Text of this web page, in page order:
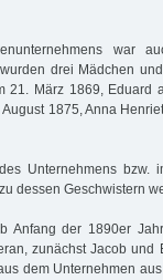
war
drei Mädchen
21. März 1869, Eduard
1875, Anna
Unternehmens bzw.
dessen Geschwistern
Anfang der 1890er
zunächst Jacob und
dem Unternehmen